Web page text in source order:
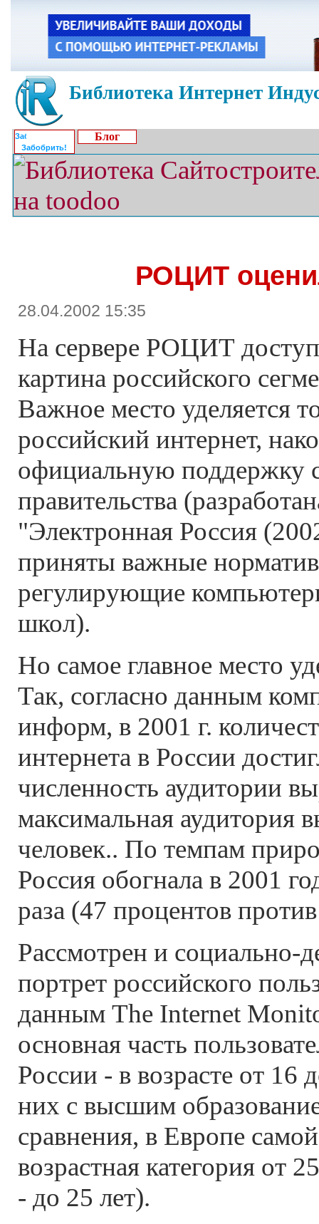
Библиотека Интернет
Забобрить!
Блог
РОЦИТ
28.04.2002 15:35
На сервере РОЦИТ
картина российского
Важное место уделяется
российский интернет,
официальную поддержку
правительства
"Электронная Россия
приняты важные
регулирующие
школ).
Но самое главное место
Так, согласно данным
информ, в 2001 г.
интернета в России
численность аудитории
максимальная аудитория
человек.. По темпам
Россия обогнала в 2001
раза (47 процентов
Рассмотрен и социально-
портрет российского
данным The Internet
основная часть
России - в возрасте от 16
них с высшим
сравнения, в Европе
возрастная категория от
- до 25 лет).